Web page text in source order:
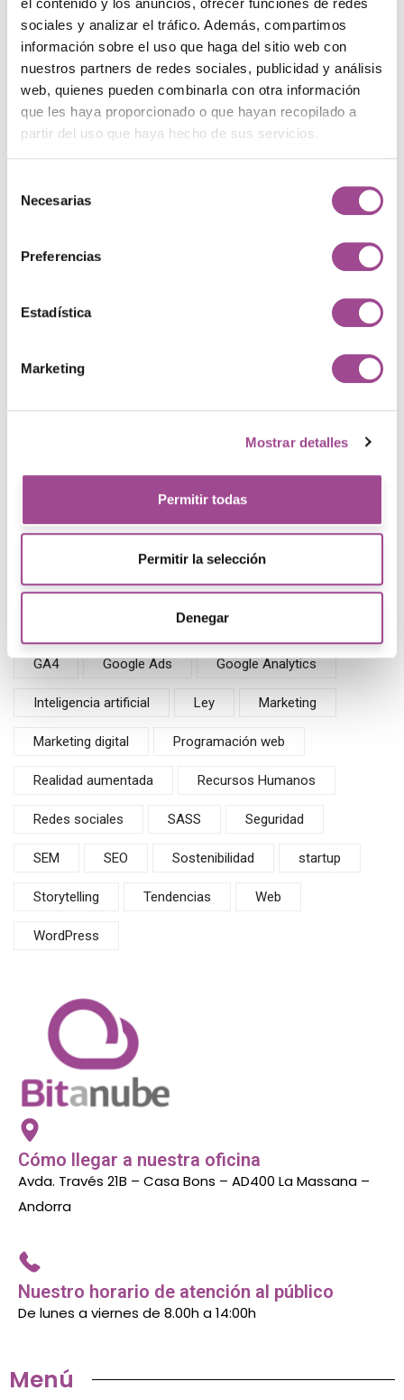
sociales y analizar el tráfico. Además, compartimos
información sobre el uso que haga del sitio web con
nuestros partners de redes sociales, publicidad y análisis
web, quienes pueden combinarla con otra información
que les haya proporcionado o que hayan recopilado a
partir del uso que haya hecho de sus servicios.
Necesarias
Preferencias
Estadística
Marketing
Mostrar detalles
Permitir todas
Permitir la selección
Denegar
Formación
Front-end 3
Inteligencia Artificial
Programación 13
Proyectos 3
3
Etiquetas
CSS
Empreneduría Empresa Evento
Formación continua
GA4 Google Ads Google Analytics
Inteligencia artificial Ley Marketing
Marketing digital Programación web
Realidad aumentada Recursos Humanos
Redes sociales SASS Seguridad
SEM SEO Sostenibilidad startup
Storytelling Tendencias Web
WordPress
Cómo llegar a nuestra oficina
Avda. Través 21B – Casa Bons – AD400 La Massana –
Andorra
Nuestro horario de atención al público
De lunes a viernes de 8.00h a 14:00h
Menú